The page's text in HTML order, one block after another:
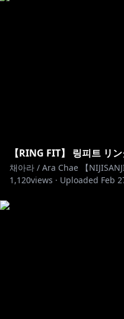
【RING FIT】 링피트 リ
채아라 / Ara Chae 【NIJISANJI
1,120views · Uploaded Feb